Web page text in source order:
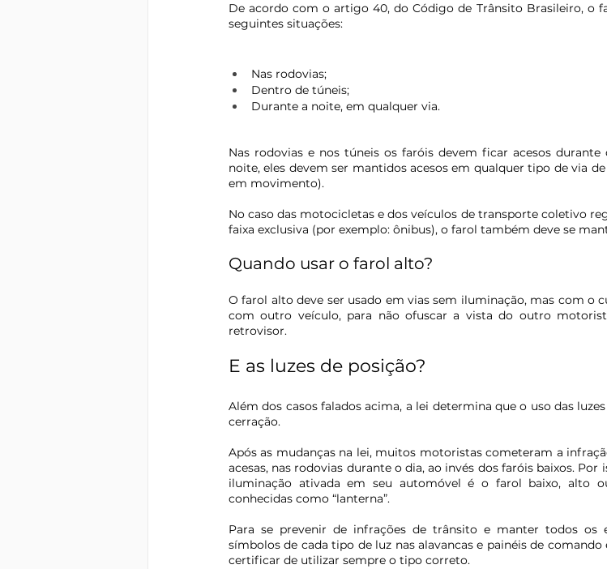
De acordo com o artigo 40, do Código de Trânsito Brasileiro, o
seguintes situações:
Nas rodovias;
Dentro de túneis;
Durante a noite, em qualquer via.
Nas rodovias e nos túneis os faróis devem ficar acesos
noite, eles devem ser mantidos acesos em qualquer tipo de via
em movimento).
No caso das motocicletas e dos veículos de transporte coletivo
faixa exclusiva (por exemplo: ônibus), o farol também deve se
Quando usar o farol alto?
O farol alto deve ser usado em vias sem iluminação, mas com o
com outro veículo, para não ofuscar a vista do outro
retrovisor.
E as luzes de posição?
Além dos casos falados acima, a lei determina que o uso das
cerração.
Após as mudanças na lei, muitos motoristas cometeram a
acesas, nas rodovias durante o dia, ao invés dos faróis baixos.
iluminação ativada em seu automóvel é o farol baixo, alto
conhecidas como “lanterna”.
Para se prevenir de infrações de trânsito e manter todos os
símbolos de cada tipo de luz nas alavancas e painéis de
certificar de utilizar sempre o tipo correto.